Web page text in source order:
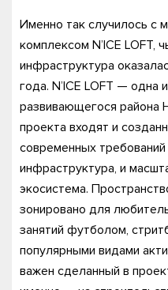
Именно так случилось с
комплексом N’ICE LOFT,
инфраструктура
года. N’ICE LOFT — одна
развивающегося района
проекта входят и
современных
инфраструктура, и
экосистема.
зонировано для
занятий футболом,
популярными видами
важен сделанный в